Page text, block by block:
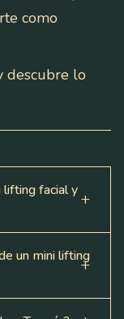
como
descubre lo
lifting facial y
un mini lifting